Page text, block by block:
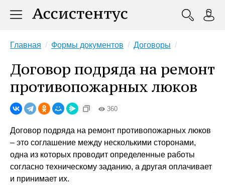
Главная Формы документов Договоры
Договор подряда на ремонт
противопожарных люков
360
Договор подряда на ремонт противопожарных люков
– это соглашение между несколькими сторонами,
одна из которых проводит определенные работы
согласно техническому заданию, а другая оплачивает
и принимает их.